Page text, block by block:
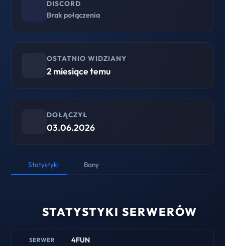
DISCORD
Brak połączenia
OSTATNIO WIDZIANY
2 miesiące temu
DOŁĄCZYŁ
03.06.2026
Statystyki Bany
STATYSTYKI SERWERÓW
SERWER 4FUN